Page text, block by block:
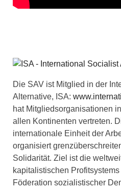
Die SAV ist Mitglied in der
Alternative, ISA:
hat Mitgliedsorganisationen
allen Kontinenten vertreten.
internationale Einheit der
organisiert
Solidarität. Ziel ist die
kapitalistischen
Föderation sozialistischer